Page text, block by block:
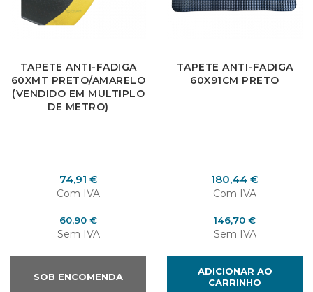
TAPETE ANTI-FADIGA
60XMT PRETO/AMARELO
(VENDIDO EM MULTIPLO
DE METRO)
Preço
74,91 €
Com IVA
Preço
60,90 €
Sem IVA
SOB ENCOMENDA
TAPETE ANTI-FADIGA
60X91CM PRETO
Preço
180,44 €
Com IVA
Preço
146,70 €
Sem IVA
ADICIONAR AO
CARRINHO